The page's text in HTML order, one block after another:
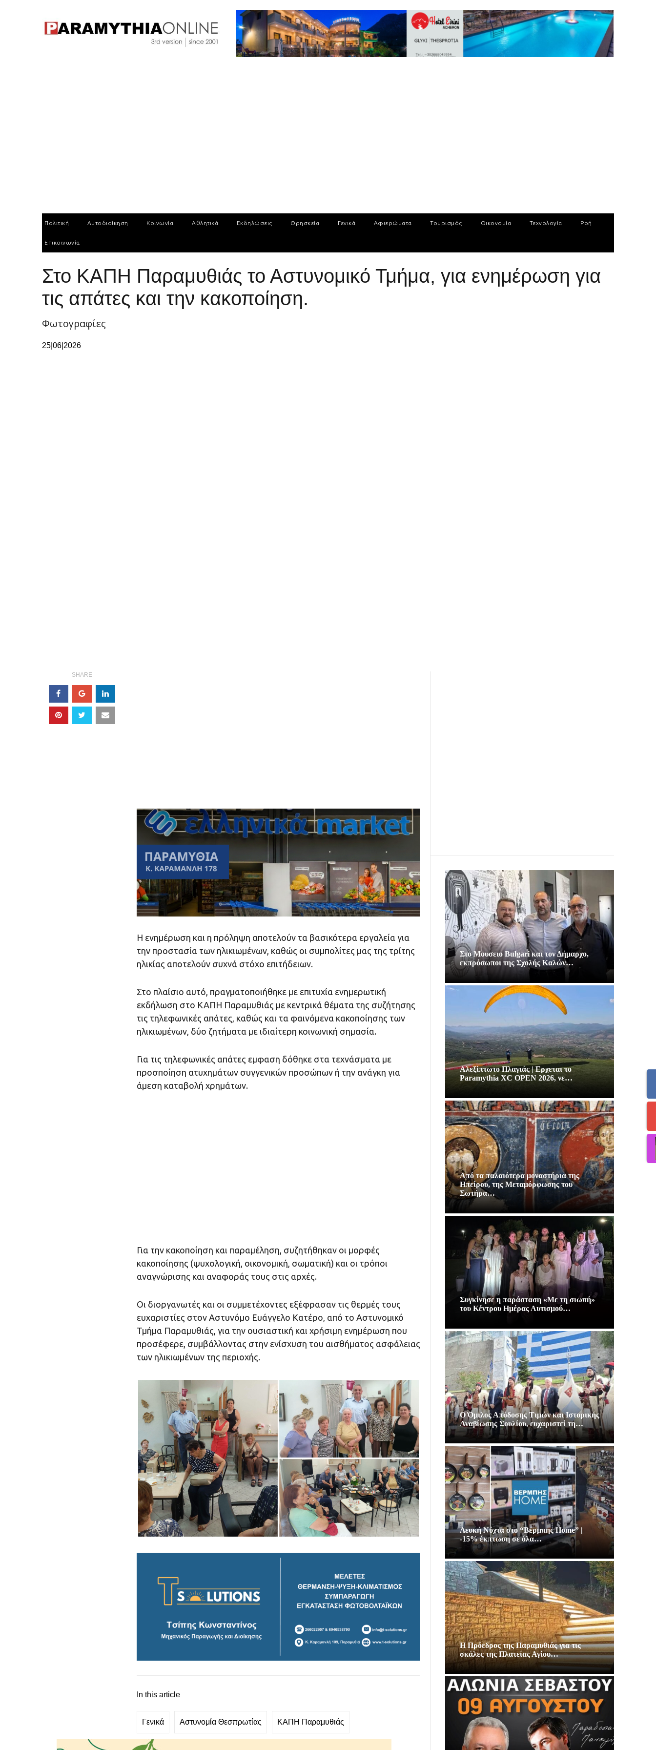
Πολιτική Αυτοδιοίκηση Κοινωνία Αθλητικά Εκδηλώσεις Θρησκεία Γενικά Αφιερώματα Τουρισμός Οικονομία Τεχνολογία Ροή
Επικοινωνία
Στο ΚΑΠΗ Παραμυθιάς το Αστυνομικό Τμήμα, για ενημέρωση για
τις απάτες και την κακοποίηση.
Φωτογραφίες
25|06|2026
SHARE
Η ενημέρωση και η πρόληψη αποτελούν τα βασικότερα εργαλεία για
την προστασία των ηλικιωμένων, καθώς οι συμπολίτες μας της τρίτης
ηλικίας αποτελούν συχνά στόχο επιτήδειων.
Στο πλαίσιο αυτό, πραγματοποιήθηκε με επιτυχία ενημερωτική
εκδήλωση στο ΚΑΠΗ Παραμυθιάς με κεντρικά θέματα της συζήτησης
τις τηλεφωνικές απάτες, καθώς και τα φαινόμενα κακοποίησης των
ηλικιωμένων, δύο ζητήματα με ιδιαίτερη κοινωνική σημασία.
Για τις τηλεφωνικές απάτες εμφαση δόθηκε στα τεχνάσματα με
προσποίηση ατυχημάτων συγγενικών προσώπων ή την ανάγκη για
άμεση καταβολή χρημάτων.
Για την κακοποίηση και παραμέληση, συζητήθηκαν οι μορφές
κακοποίησης (ψυχολογική, οικονομική, σωματική) και οι τρόποι
αναγνώρισης και αναφοράς τους στις αρχές.
Οι διοργανωτές και οι συμμετέχοντες εξέφρασαν τις θερμές τους
ευχαριστίες στον Αστυνόμο Ευάγγελο Κατέρο, από το Αστυνομικό
Τμήμα Παραμυθιάς, για την ουσιαστική και χρήσιμη ενημέρωση που
προσέφερε, συμβάλλοντας στην ενίσχυση του αισθήματος ασφάλειας
των ηλικιωμένων της περιοχής.
In this article
Γενικά Αστυνομία Θεσπρωτίας ΚΑΠΗ Παραμυθιάς
Στο Μουσειο Bulgari και τον Δήμαρχο,
εκπρόσωποι της Σχολής Καλών…
Αλεξίπτωτο Πλαγιάς | Ερχεται το
Paramythia XC OPEN 2026, νε…
Από τα παλαιότερα μοναστήρια της
Ηπείρου, της Μεταμόρφωσης του
Σωτήρα…
Συγκίνησε η παράσταση «Με τη σιωπή»
του Κέντρου Ημέρας Αυτισμού…
Ο Όμιλος Απόδοσης Τιμών και Ιστορικής
Αναβίωσης Σουλίου, ευχαριστεί τη…
Λευκή Νύχτα στο “Βέρμπης Home” |
-15% έκπτωση σε όλα…
Η Πρόεδρος της Παραμυθιάς για τις
σκάλες της Πλατείας Αγίου…